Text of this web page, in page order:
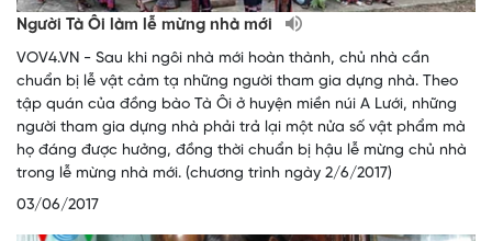
Người Tà Ôi làm lễ mừng nhà mới
VOV4.VN - Sau khi ngôi nhà mới hoàn thành, chủ nhà cần
chuẩn bị lễ vật cảm tạ những người tham gia dựng nhà. Theo
tập quán của đồng bào Tà Ôi ở huyện miền núi A Lưới, những
người tham gia dựng nhà phải trả lại một nửa số vật phẩm mà
họ đáng được hưởng, đồng thời chuẩn bị hậu lễ mừng chủ nhà
trong lễ mừng nhà mới. (chương trình ngày 2/6/2017)
03/06/2017